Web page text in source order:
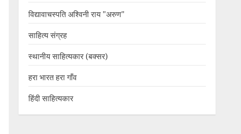
विद्यावाचस्पति अश्विनी राय "अरुण"
साहित्य संग्रह
स्थानीय साहित्यकार (बक्सर)
हरा भारत हरा गाँव
हिंदी साहित्यकार